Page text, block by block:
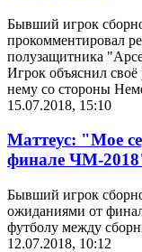
Бывший игрок
прокомментировал
полузащитника
Игрок объяснил
нему со стороны
15.07.2018, 15:10
Маттеус: "Мое
финале ЧМ-
Бывший игрок
ожиданиями от
футболу между
12.07.2018, 10:12